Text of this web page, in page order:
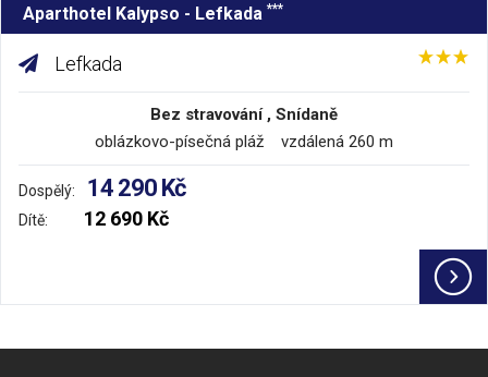
Aparthotel Kalypso - Lefkada ***
Lefkada
Bez stravování , Snídaně
oblázkovo-písečná pláž vzdálená 260 m
Dospělý: 14 290 Kč
Dítě: 12 690 Kč